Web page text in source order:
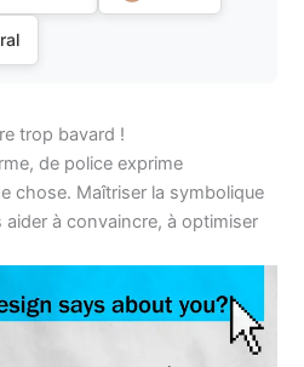
trop bavard !
de police exprime
chose. Maîtriser la symbolique
à convaincre, à optimiser